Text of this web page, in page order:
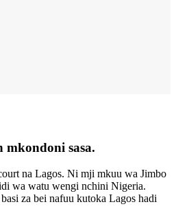
sasa.
na Lagos. Ni mji mkuu wa Jimbo
wa watu wengi nchini Nigeria.
za bei nafuu kutoka Lagos hadi